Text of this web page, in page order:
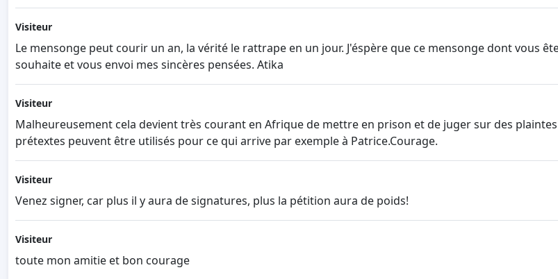
Visiteur
Le mensonge peut courir un an, la vérité le rattrape en un jour. J'éspère que ce mensonge dont vous
souhaite et vous envoi mes sincères pensées. Atika
Visiteur
Malheureusement cela devient très courant en Afrique de mettre en prison et de juger sur des
prétextes peuvent être utilisés pour ce qui arrive par exemple à Patrice.Courage.
Visiteur
Venez signer, car plus il y aura de signatures, plus la pétition aura de poids!
Visiteur
toute mon amitie et bon courage